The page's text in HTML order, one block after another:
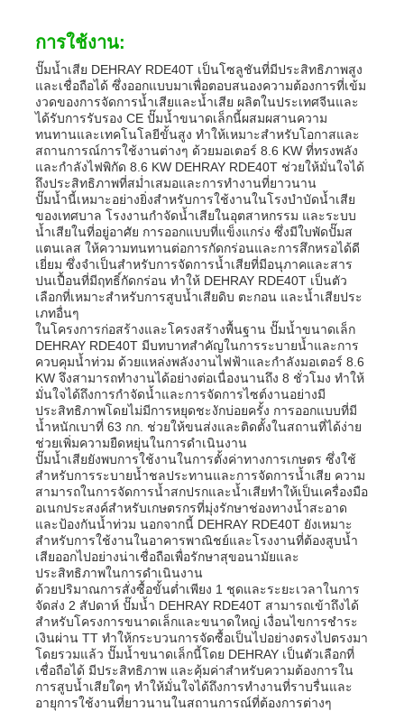
ปั๊มน้ำเสีย
การใช้งาน:
ปั๊มน้ำเสีย DEHRAY RDE40T เป็นโซลูชันที่มีประสิทธิภาพสูง
และเชื่อถือได้ ซึ่งออกแบบมาเพื่อตอบสนองความต้องการที่เข้ม
งวดของการจัดการน้ำเสียและน้ำเสีย ผลิตในประเทศจีนและ
ได้รับการรับรอง CE ปั๊มน้ำขนาดเล็กนี้ผสมผสานความ
ทนทานและเทคโนโลยีขั้นสูง ทำให้เหมาะสำหรับโอกาสและ
สถานการณ์การใช้งานต่างๆ ด้วยมอเตอร์ 8.6 KW ที่ทรงพลัง
และกำลังไฟพิกัด 8.6 KW DEHRAY RDE40T ช่วยให้มั่นใจได้
ถึงประสิทธิภาพที่สม่ำเสมอและการทำงานที่ยาวนาน
ปั๊มน้ำนี้เหมาะอย่างยิ่งสำหรับการใช้งานในโรงบำบัดน้ำเสีย
ของเทศบาล โรงงานกำจัดน้ำเสียในอุตสาหกรรม และระบบ
น้ำเสียในที่อยู่อาศัย การออกแบบที่แข็งแกร่ง ซึ่งมีใบพัดปั๊มส
แตนเลส ให้ความทนทานต่อการกัดกร่อนและการสึกหรอได้ดี
เยี่ยม ซึ่งจำเป็นสำหรับการจัดการน้ำเสียที่มีอนุภาคและสาร
ปนเปื้อนที่มีฤทธิ์กัดกร่อน ทำให้ DEHRAY RDE40T เป็นตัว
เลือกที่เหมาะสำหรับการสูบน้ำเสียดิบ ตะกอน และน้ำเสียประ
เภทอื่นๆ
ในโครงการก่อสร้างและโครงสร้างพื้นฐาน ปั๊มน้ำขนาดเล็ก
DEHRAY RDE40T มีบทบาทสำคัญในการระบายน้ำและการ
ควบคุมน้ำท่วม ด้วยแหล่งพลังงานไฟฟ้าและกำลังมอเตอร์ 8.6
KW จึงสามารถทำงานได้อย่างต่อเนื่องนานถึง 8 ชั่วโมง ทำให้
มั่นใจได้ถึงการกำจัดน้ำและการจัดการไซต์งานอย่างมี
ประสิทธิภาพโดยไม่มีการหยุดชะงักบ่อยครั้ง การออกแบบที่มี
น้ำหนักเบาที่ 63 กก. ช่วยให้ขนส่งและติดตั้งในสถานที่ได้ง่าย
ช่วยเพิ่มความยืดหยุ่นในการดำเนินงาน
ปั๊มน้ำเสียยังพบการใช้งานในการตั้งค่าทางการเกษตร ซึ่งใช้
สำหรับการระบายน้ำชลประทานและการจัดการน้ำเสีย ความ
สามารถในการจัดการน้ำสกปรกและน้ำเสียทำให้เป็นเครื่องมือ
อเนกประสงค์สำหรับเกษตรกรที่มุ่งรักษาช่องทางน้ำสะอาด
และป้องกันน้ำท่วม นอกจากนี้ DEHRAY RDE40T ยังเหมาะ
สำหรับการใช้งานในอาคารพาณิชย์และโรงงานที่ต้องสูบน้ำ
เสียออกไปอย่างน่าเชื่อถือเพื่อรักษาสุขอนามัยและ
ประสิทธิภาพในการดำเนินงาน
ด้วยปริมาณการสั่งซื้อขั้นต่ำเพียง 1 ชุดและระยะเวลาในการ
จัดส่ง 2 สัปดาห์ ปั๊มน้ำ DEHRAY RDE40T สามารถเข้าถึงได้
สำหรับโครงการขนาดเล็กและขนาดใหญ่ เงื่อนไขการชำระ
เงินผ่าน TT ทำให้กระบวนการจัดซื้อเป็นไปอย่างตรงไปตรงมา
โดยรวมแล้ว ปั๊มน้ำขนาดเล็กนี้โดย DEHRAY เป็นตัวเลือกที่
เชื่อถือได้ มีประสิทธิภาพ และคุ้มค่าสำหรับความต้องการใน
การสูบน้ำเสียใดๆ ทำให้มั่นใจได้ถึงการทำงานที่ราบรื่นและ
อายุการใช้งานที่ยาวนานในสถานการณ์ที่ต้องการต่างๆ